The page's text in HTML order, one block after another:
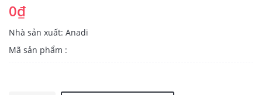
0₫
Nhà sản xuất: Anadi
Mã sản phẩm :